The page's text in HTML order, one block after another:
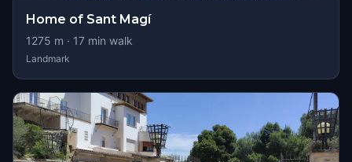
Home of Sant Magí
1275 m · 17 min walk
Landmark